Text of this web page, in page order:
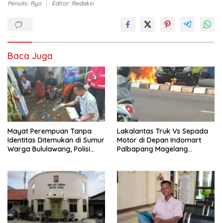
Penulis: Ryo Editor: Redaksi
Baca Juga
Mayat Perempuan Tanpa
Identitas Ditemukan di Sumur
Warga Bululawang, Polisi
Lakalantas Truk Vs Sepada
Motor di Depan Indomart
Palbapang Magelang